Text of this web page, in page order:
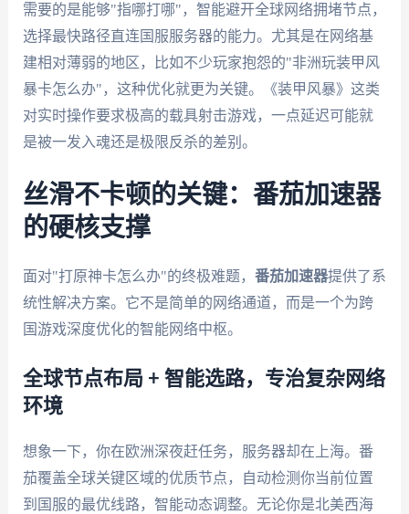
需要的是能够"指哪打哪"，智能避开全球网络拥堵节点，
选择最快路径直连国服服务器的能力。尤其是在网络基
建相对薄弱的地区，比如不少玩家抱怨的"非洲玩装甲风
暴卡怎么办"，这种优化就更为关键。《装甲风暴》这类
对实时操作要求极高的载具射击游戏，一点延迟可能就
是被一发入魂还是极限反杀的差别。
丝滑不卡顿的关键：番茄加速器
的硬核支撑
面对"打原神卡怎么办"的终极难题， 番茄加速器提供了系
统性解决方案。它不是简单的网络通道，而是一个为跨
国游戏深度优化的智能网络中枢。
全球节点布局 + 智能选路，专治复杂网络
环境
想象一下，你在欧洲深夜赶任务，服务器却在上海。番
茄覆盖全球关键区域的优质节点，自动检测你当前位置
到国服的最优线路，智能动态调整。无论你是北美西海